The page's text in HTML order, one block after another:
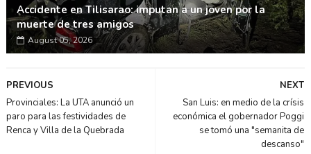
Accidente en Tilisarao: imputan a un joven por la
muerte de tres amigos
August 05, 2026
NEXT
San Luis: en medio de la crísis
económica el gobernador Poggi
se tomó una "semanita de
descanso"
PREVIOUS
Provinciales: La UTA anunció un
paro para las festividades de
Renca y Villa de la Quebrada